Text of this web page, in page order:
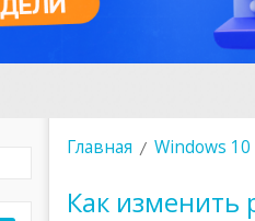
Главная Windows 10
Как изменить